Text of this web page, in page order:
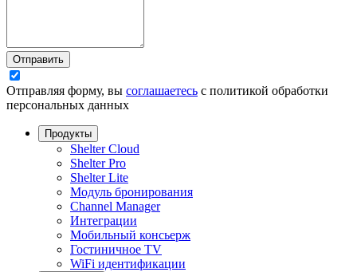
Отправить
Отправляя форму, вы соглашаетесь с политикой обработки
персональных данных
Продукты
Shelter Cloud
Shelter Pro
Shelter Lite
Модуль бронирования
Channel Manager
Интеграции
Мобильный консьерж
Гостиничное TV
WiFi идентификации